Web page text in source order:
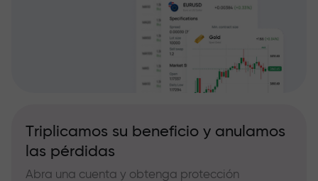
Triplicamos su beneficio y anulamos
las pérdidas
Abra una cuenta y obtenga protección